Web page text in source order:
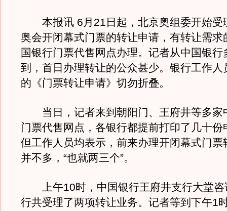
本报讯 6月21日起，北京奥组委开始受
奥会开闭幕式门票的转让申请，有转让需求
国银行门票代售网点办理。记者从中国银行
到，首日办理转让的公众甚少。银行工作人
的《门票转让申请》切勿折叠。
当日，记者来到朝阳门、王府井等多家
门票代售网点，各银行都提前打印了几十份
但工作人员均表示，前来办理开闭幕式门票
并不多，“也就两三个”。
上午10时，中国银行王府井支行大堂咨
行共受理了两项转让业务。记者等到下午1